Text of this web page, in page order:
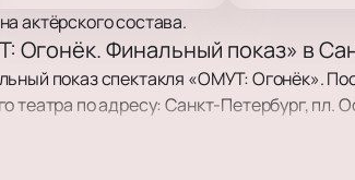
актёрского состава.
Огонёк. Финальный показ» в
показ спектакля «ОМУТ: Огонёк».
театра по адресу: Санкт-Петербург, пл.